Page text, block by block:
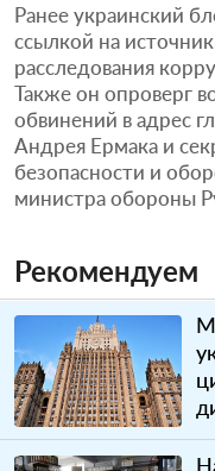
Ранее украинский
ссылкой на
расследования
Также он опроверг
обвинений в адрес
Андрея Ермака и
безопасности и
министра обороны
Рекомендуем